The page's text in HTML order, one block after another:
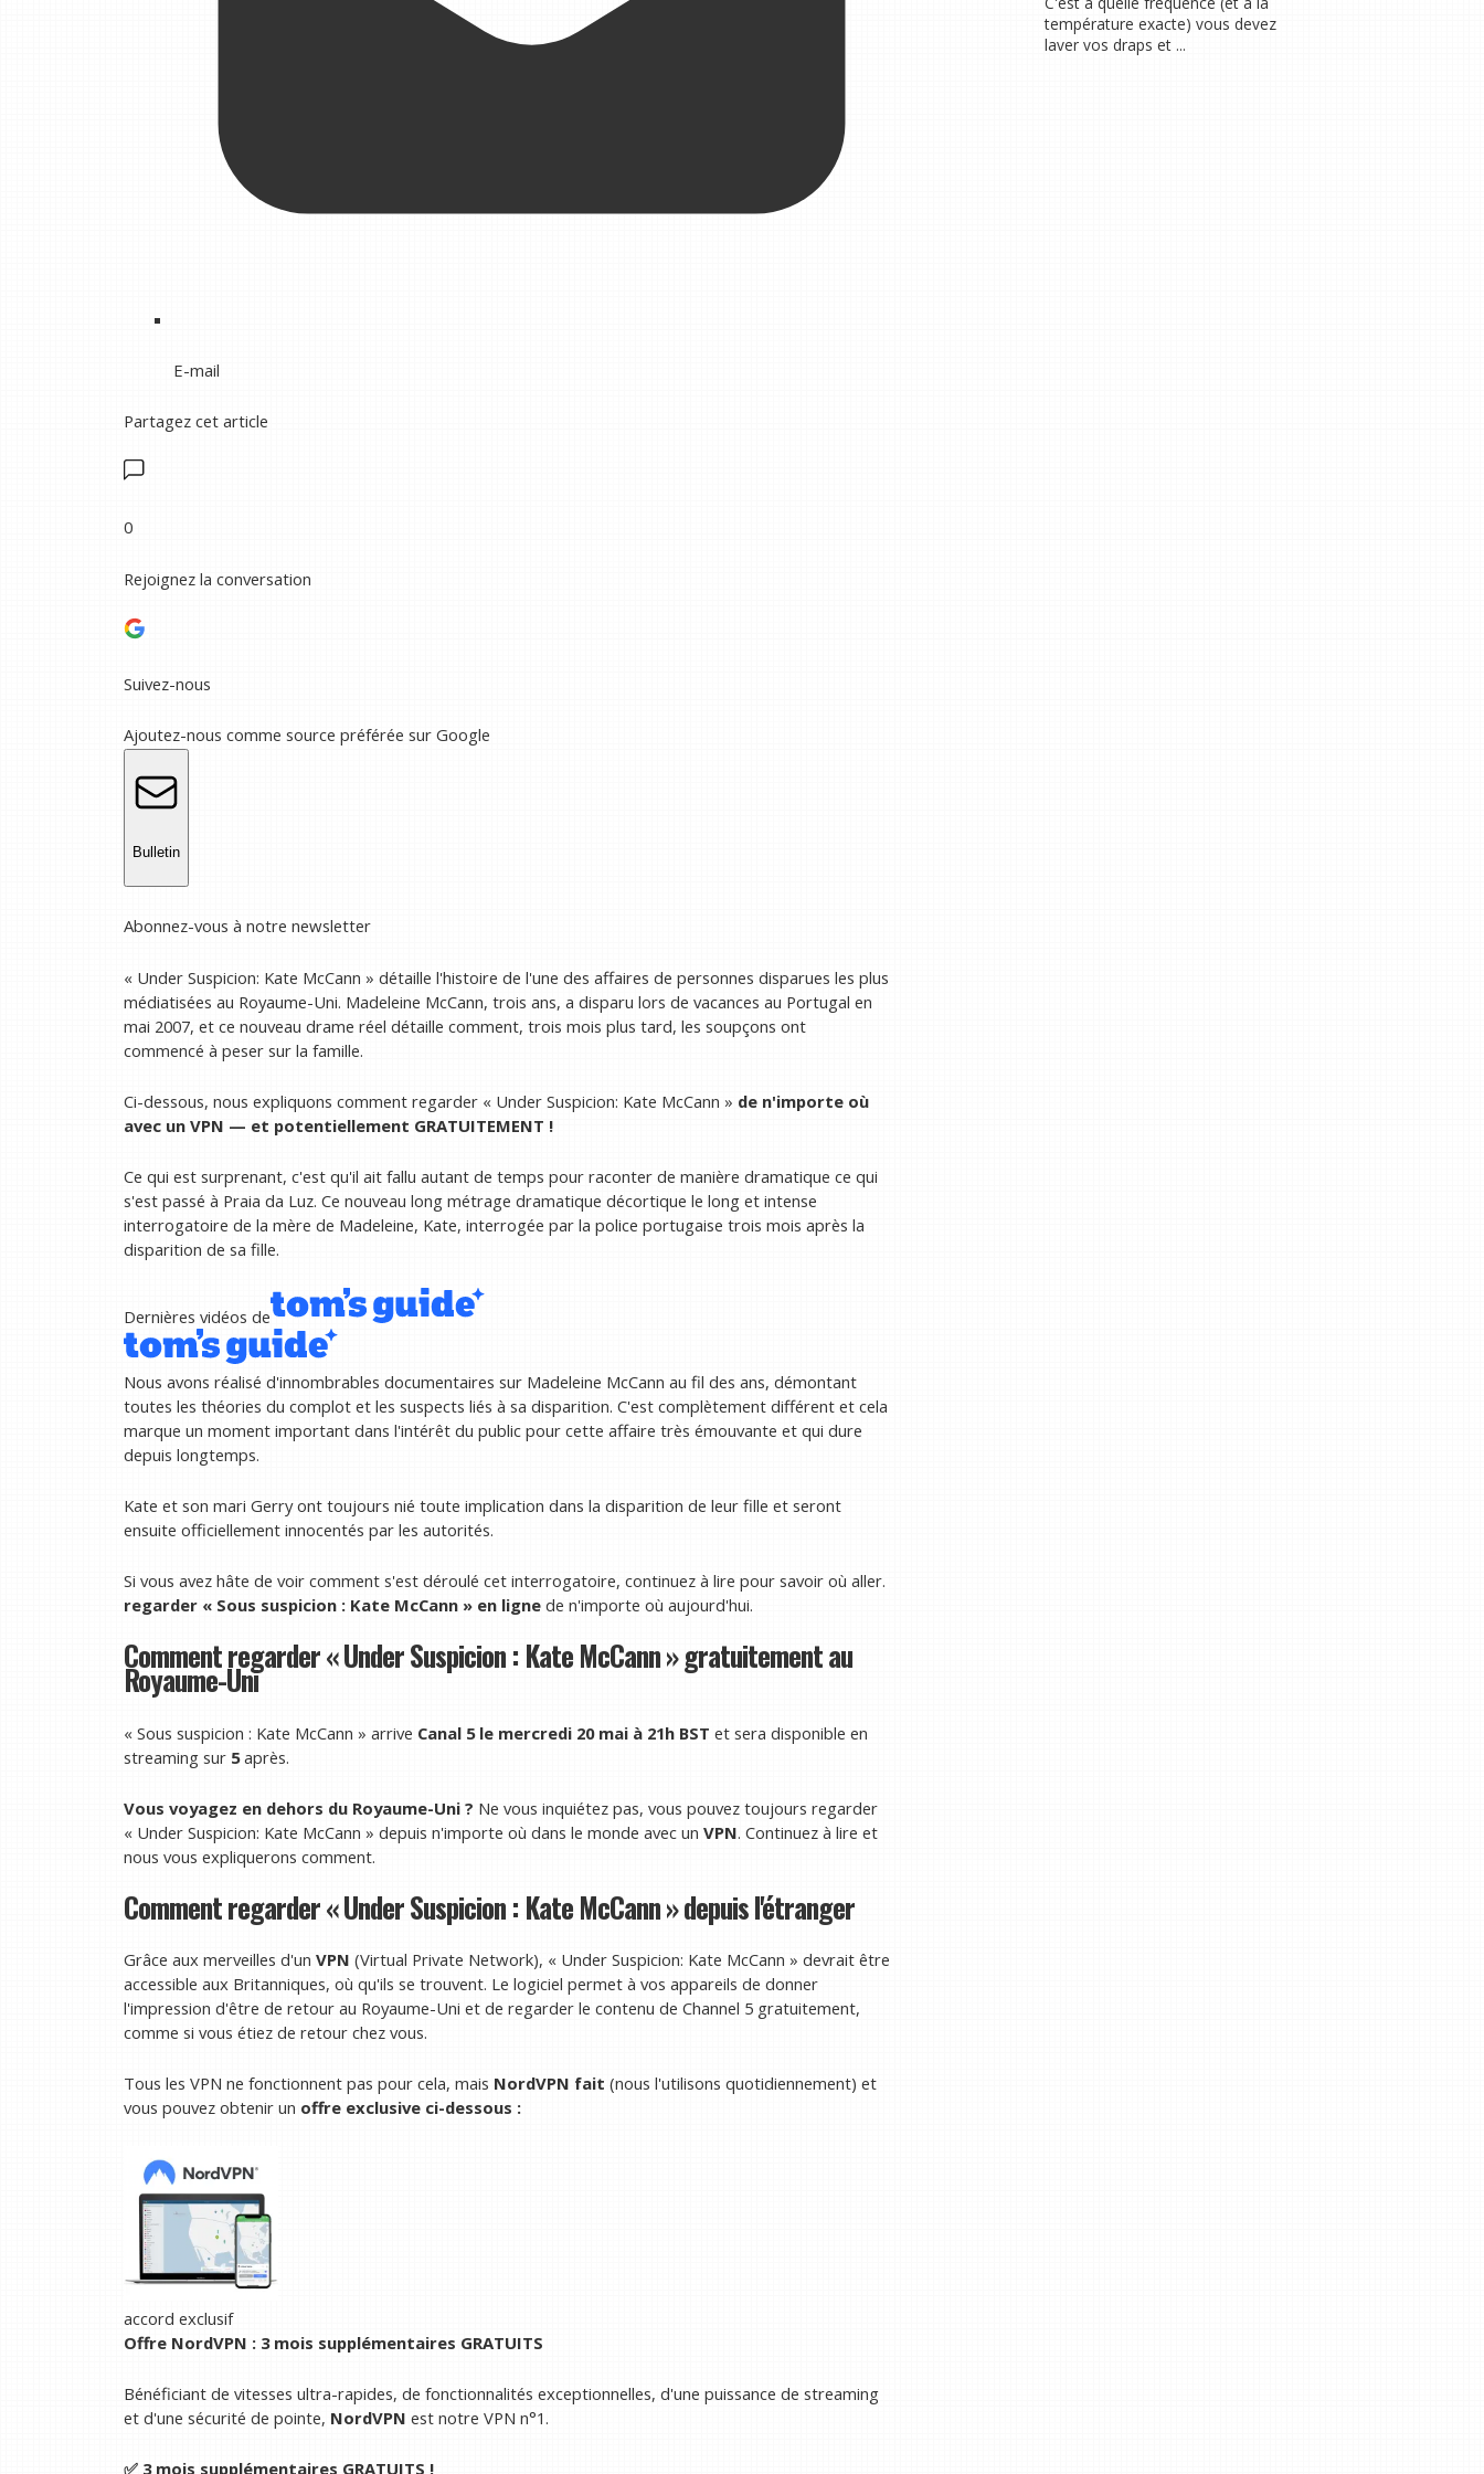
E-mail
Partagez cet article
0
Rejoignez la conversation
Suivez-nous
Ajoutez-nous comme source préférée sur Google
Bulletin
Abonnez-vous à notre newsletter
« Under Suspicion: Kate McCann » détaille l'histoire de l'une des affaires de personnes disparues les plus
médiatisées au Royaume-Uni. Madeleine McCann, trois ans, a disparu lors de vacances au Portugal en
mai 2007, et ce nouveau drame réel détaille comment, trois mois plus tard, les soupçons ont
commencé à peser sur la famille.
Ci-dessous, nous expliquons comment regarder « Under Suspicion: Kate McCann » de n'importe où
avec un VPN — et potentiellement GRATUITEMENT !
Ce qui est surprenant, c'est qu'il ait fallu autant de temps pour raconter de manière dramatique ce qui
s'est passé à Praia da Luz. Ce nouveau long métrage dramatique décortique le long et intense
interrogatoire de la mère de Madeleine, Kate, interrogée par la police portugaise trois mois après la
disparition de sa fille.
Dernières vidéos de
Nous avons réalisé d'innombrables documentaires sur Madeleine McCann au fil des ans, démontant
toutes les théories du complot et les suspects liés à sa disparition. C'est complètement différent et cela
marque un moment important dans l'intérêt du public pour cette affaire très émouvante et qui dure
depuis longtemps.
Kate et son mari Gerry ont toujours nié toute implication dans la disparition de leur fille et seront
ensuite officiellement innocentés par les autorités.
Si vous avez hâte de voir comment s'est déroulé cet interrogatoire, continuez à lire pour savoir où aller.
regarder « Sous suspicion : Kate McCann » en ligne de n'importe où aujourd'hui.
Comment regarder « Under Suspicion : Kate McCann » gratuitement au
Royaume-Uni
« Sous suspicion : Kate McCann » arrive Canal 5le mercredi 20 mai à 21h BST et sera disponible en
streaming sur 5après.
Vous voyagez en dehors du Royaume-Uni ? Ne vous inquiétez pas, vous pouvez toujours regarder
« Under Suspicion: Kate McCann » depuis n'importe où dans le monde avec un VPN. Continuez à lire et
nous vous expliquerons comment.
Comment regarder « Under Suspicion : Kate McCann » depuis l'étranger
Grâce aux merveilles d'un VPN (Virtual Private Network), « Under Suspicion: Kate McCann » devrait être
accessible aux Britanniques, où qu'ils se trouvent. Le logiciel permet à vos appareils de donner
l'impression d'être de retour au Royaume-Uni et de regarder le contenu de Channel 5 gratuitement,
comme si vous étiez de retour chez vous.
Tous les VPN ne fonctionnent pas pour cela, mais NordVPN fait (nous l'utilisons quotidiennement) et
vous pouvez obtenir un offre exclusive ci-dessous :
accord exclusif
Offre NordVPN : 3 mois supplémentaires GRATUITS
Bénéficiant de vitesses ultra-rapides, de fonctionnalités exceptionnelles, d'une puissance de streaming
et d'une sécurité de pointe, NordVPN est notre VPN n°1.
✅ 3 mois supplémentaires GRATUITS !
température exacte) vous devez
laver vos draps et ...